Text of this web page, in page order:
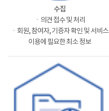
수집
ㆍ의견 접수 및 처리
ㆍ회원, 참여자, 기증자 확인 및 서비스
이용에 필요한 최소 정보